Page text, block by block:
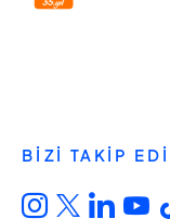
BİZİ TAKİP